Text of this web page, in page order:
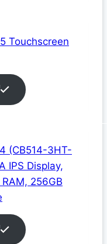
Touchscreen
(CB514-3HT-
IPS Display,
256GB